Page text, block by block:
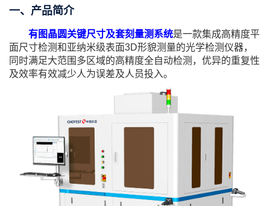
一、产品简介
有图晶圆关键尺寸及套刻量测系统是一款集成高精度平
面尺寸检测和亚纳米级表面3D形貌测量的光学检测仪器，
同时满足大范围多区域的高精度全自动检测，优异的重复性
及效率有效减少人为误差及人员投入。